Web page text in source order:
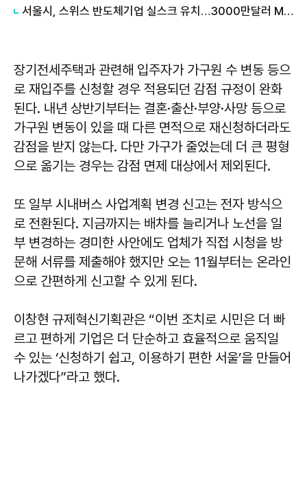
서울시, 스위스 반도체기업 실스크 유치…3000만달러 MOU 체결
장기전세주택과 관련해 입주자가 가구원 수 변동 등으
로 재입주를 신청할 경우 적용되던 감점 규정이 완화
된다. 내년 상반기부터는 결혼·출산·부양·사망 등으로
가구원 변동이 있을 때 다른 면적으로 재신청하더라도
감점을 받지 않는다. 다만 가구가 줄었는데 더 큰 평형
으로 옮기는 경우는 감점 면제 대상에서 제외된다.
또 일부 시내버스 사업계획 변경 신고는 전자 방식으
로 전환된다. 지금까지는 배차를 늘리거나 노선을 일
부 변경하는 경미한 사안에도 업체가 직접 시청을 방
문해 서류를 제출해야 했지만 오는 11월부터는 온라인
으로 간편하게 신고할 수 있게 된다.
이창현 규제혁신기획관은 “이번 조치로 시민은 더 빠
르고 편하게 기업은 더 단순하고 효율적으로 움직일
수 있는 ‘신청하기 쉽고, 이용하기 편한 서울’을 만들어
나가겠다”라고 했다.